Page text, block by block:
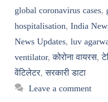
global coronavirus cases,
hospitalisation, India
News Updates, luv
ventilator,कोरोना वायरस,
वेंटिलेटर,सरकारी डाटा
Leave a comment